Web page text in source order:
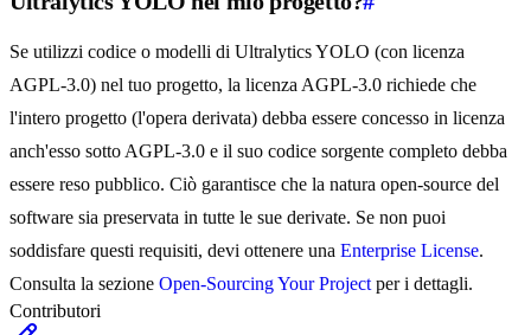
Se utilizzi codice o modelli di Ultralytics YOLO (con licenza
AGPL-3.0) nel tuo progetto, la licenza AGPL-3.0 richiede che
l'intero progetto (l'opera derivata) debba essere concesso in licenza
anch'esso sotto AGPL-3.0 e il suo codice sorgente completo debba
essere reso pubblico. Ciò garantisce che la natura open-source del
software sia preservata in tutte le sue derivate. Se non puoi
soddisfare questi requisiti, devi ottenere una Enterprise License.
Consulta la sezione Open-Sourcing Your Project per i dettagli.
Contributori